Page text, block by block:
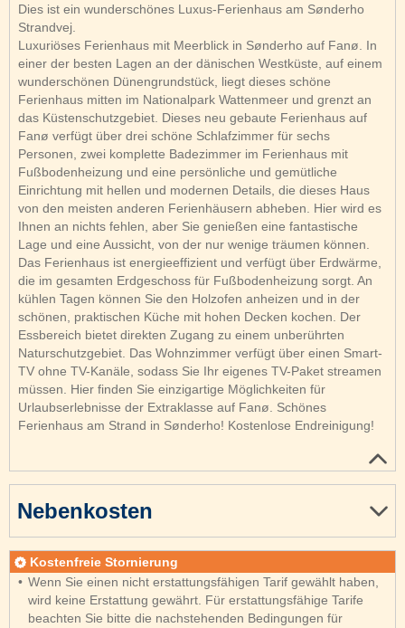
Dies ist ein wunderschönes Luxus-Ferienhaus am Sønderho
Strandvej.
Luxuriöses Ferienhaus mit Meerblick in Sønderho auf Fanø. In
einer der besten Lagen an der dänischen Westküste, auf einem
wunderschönen Dünengrundstück, liegt dieses schöne
Ferienhaus mitten im Nationalpark Wattenmeer und grenzt an
das Küstenschutzgebiet. Dieses neu gebaute Ferienhaus auf
Fanø verfügt über drei schöne Schlafzimmer für sechs
Personen, zwei komplette Badezimmer im Ferienhaus mit
Fußbodenheizung und eine persönliche und gemütliche
Einrichtung mit hellen und modernen Details, die dieses Haus
von den meisten anderen Ferienhäusern abheben. Hier wird es
Ihnen an nichts fehlen, aber Sie genießen eine fantastische
Lage und eine Aussicht, von der nur wenige träumen können.
Das Ferienhaus ist energieeffizient und verfügt über Erdwärme,
die im gesamten Erdgeschoss für Fußbodenheizung sorgt. An
kühlen Tagen können Sie den Holzofen anheizen und in der
schönen, praktischen Küche mit hohen Decken kochen. Der
Essbereich bietet direkten Zugang zu einem unberührten
Naturschutzgebiet. Das Wohnzimmer verfügt über einen Smart-
TV ohne TV-Kanäle, sodass Sie Ihr eigenes TV-Paket streamen
müssen. Hier finden Sie einzigartige Möglichkeiten für
Urlaubserlebnisse der Extraklasse auf Fanø. Schönes
Ferienhaus am Strand in Sønderho! Kostenlose Endreinigung!
Nebenkosten
Kostenfreie Stornierung
Wenn Sie einen nicht erstattungsfähigen Tarif gewählt haben,
wird keine Erstattung gewährt. Für erstattungsfähige Tarife
beachten Sie bitte die nachstehenden Bedingungen für